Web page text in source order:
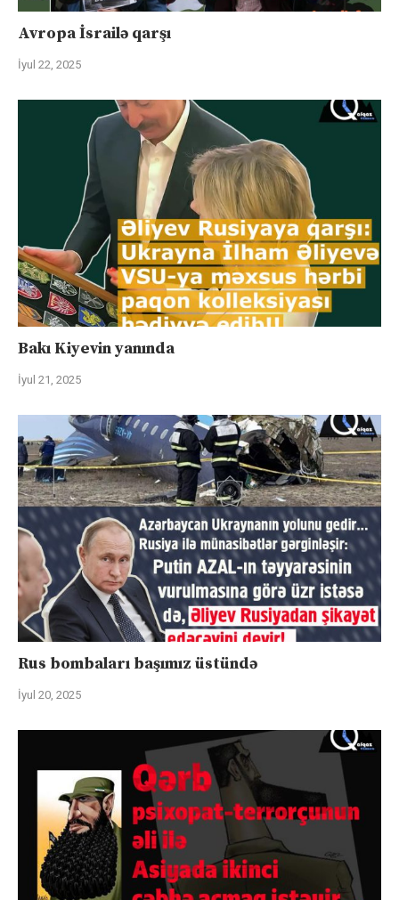
Avropa İsrailə qarşı
İyul 22, 2025
Bakı Kiyevin yanında
İyul 21, 2025
Rus bombaları başımız üstündə
İyul 20, 2025